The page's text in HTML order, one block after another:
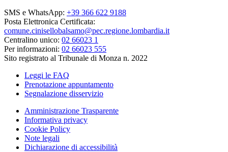
SMS e WhatsApp: +39 366 622 9188
Posta Elettronica Certificata:
comune.cinisellobalsamo@pec.regione.lombardia.it
Centralino unico: 02 66023 1
Per informazioni: 02 66023 555
Sito registrato al Tribunale di Monza n. 2022
Leggi le FAQ
Prenotazione appuntamento
Segnalazione disservizio
Amministrazione Trasparente
Informativa privacy
Cookie Policy
Note legali
Dichiarazione di accessibilità